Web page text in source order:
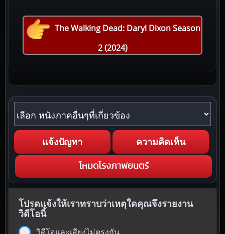
The Walking Dead: Daryl Dixon Season
2 (2024)
หนังภาคอื่นๆที่เกี่ยวข้อง
แจ้งปัญหา ความคิดเห็น
โหมดโรงภาพยนตร์
โปรดแจ้งให้เราทราบว่าเหตุใดคุณจึงรายงาน
วิดีโอนี้